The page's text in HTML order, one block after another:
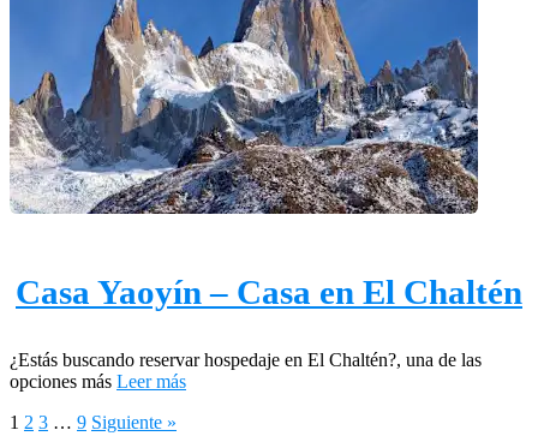
Casa Yaoyín – Casa en El Chaltén
¿Estás buscando reservar hospedaje en El Chaltén?, una de las
opciones más Leer más
1 2 3 … 9 Siguiente »